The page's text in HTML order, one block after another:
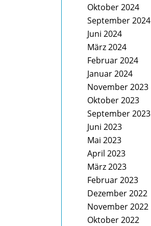
Oktober 2024
September 2024
Juni 2024
März 2024
Februar 2024
Januar 2024
November 2023
Oktober 2023
September 2023
Juni 2023
Mai 2023
April 2023
März 2023
Februar 2023
Dezember 2022
November 2022
Oktober 2022